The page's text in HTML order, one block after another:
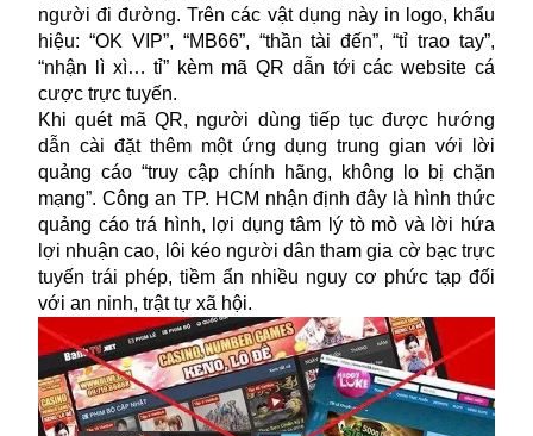
người đi đường. Trên các vật dụng này in logo, khẩu
hiệu: “OK VIP”, “MB66”, “thần tài đến”, “tỉ trao tay”,
“nhận lì xì… tỉ” kèm mã QR dẫn tới các website cá
cược trực tuyến.
Khi quét mã QR, người dùng tiếp tục được hướng
dẫn cài đặt thêm một ứng dụng trung gian với lời
quảng cáo “truy cập chính hãng, không lo bị chặn
mạng”. Công an TP. HCM nhận định đây là hình thức
quảng cáo trá hình, lợi dụng tâm lý tò mò và lời hứa
lợi nhuận cao, lôi kéo người dân tham gia cờ bạc trực
tuyến trái phép, tiềm ẩn nhiều nguy cơ phức tạp đối
với an ninh, trật tự xã hội.